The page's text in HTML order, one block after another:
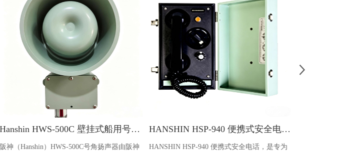
Hanshin HWS-500C 壁挂式船用号角扬声器
阪神（Hanshin）HWS-500C号角扬声器由阪神
HANSHIN HSP-940 便携式安全电话 海事专用
HANSHIN HSP-940 便携式安全电话，是专为